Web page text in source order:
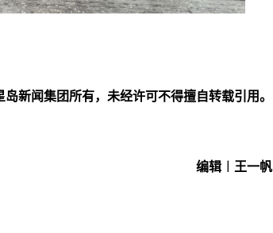
岛新闻集团所有，未经许可不得擅自转载引用。
编辑︱王一帆